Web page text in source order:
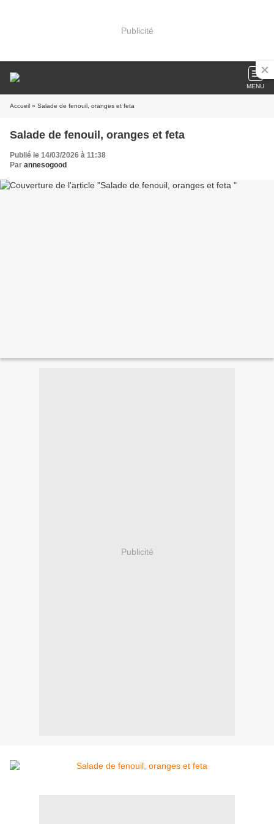
Publicité
MENU
Accueil » Salade de fenouil, oranges et feta
Salade de fenouil, oranges et feta
Publié le 14/03/2026 à 11:38
Par annesogood
Publicité